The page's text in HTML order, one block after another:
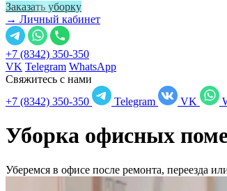
Заказать уборку
→ Личный кабинет
+7 (8342) 350-350
VK Telegram WhatsApp
Свяжитесь с нами
+7 (8342) 350-350
Telegram VK
Уборка офисных
Уберемся в офисе после ремонта, переезда